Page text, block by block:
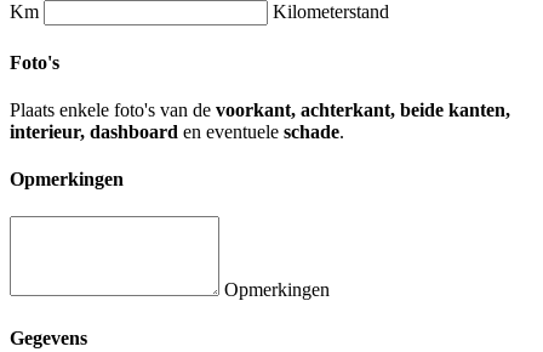
Km
Kilometerstand
Foto's
Plaats enkele foto's van de voorkant, achterkant, beide kanten,
interieur, dashboard en eventuele schade.
Opmerkingen
Opmerkingen
Gegevens